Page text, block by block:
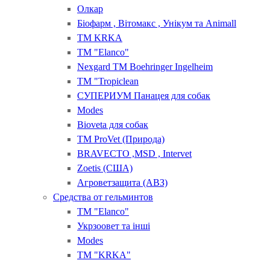
Олкар
Біофарм , Вітомакс , Унікум та Animall
ТМ KRKA
ТМ "Elanсo"
Nexgard ТМ Boehringer Ingelheim
ТМ "Tropiclean
СУПЕРИУМ Панацея для собак
Modes
Bioveta для собак
ТМ ProVet (Природа)
BRAVECTO ,MSD , Intervet
Zoetis (США)
Агроветзащита (АВЗ)
Средства от гельминтов
ТМ "Elanco"
Укрзоовет та інші
Modes
ТМ "KRKA"